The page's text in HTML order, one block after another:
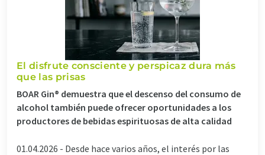
El disfrute consciente y perspicaz dura más
que las prisas
BOAR Gin® demuestra que el descenso del consumo de
alcohol también puede ofrecer oportunidades a los
productores de bebidas espirituosas de alta calidad
01.04.2026 - Desde hace varios años, el interés por las